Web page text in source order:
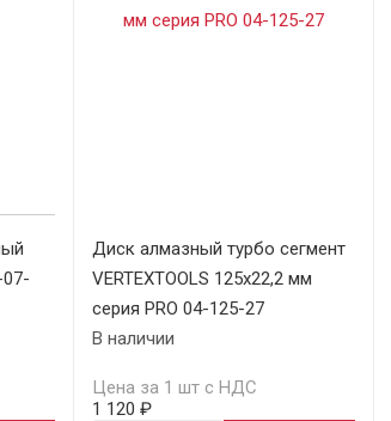
07-
Диск алмазный турбо сегмент
VERTEXTOOLS 125х22,2 мм
серия PRO 04-125-27
В наличии
Цена за 1 шт с НДС
1 120 ₽